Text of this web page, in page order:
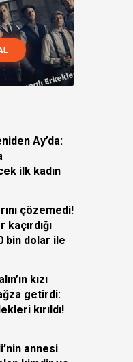
Ay’da:
ilk kadın
kıyafet
çözemedi!
kaçırdığı
bin dolar ile
kızı
getirdi:
kırıldı!
annesi